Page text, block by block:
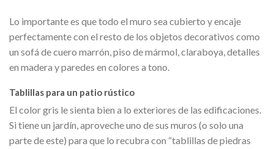
Lo importante es que todo el muro sea cubierto y encaje
perfectamente con el resto de los objetos decorativos como
un sofá de cuero marrón, piso de mármol, claraboya, detalles
en madera y paredes en colores a tono.
Tablillas para un patio rústico
El color gris le sienta bien a lo exteriores de las edificaciones.
Si tiene un jardín, aproveche uno de sus muros (o solo una
parte de este) para que lo recubra con “tablillas de piedras